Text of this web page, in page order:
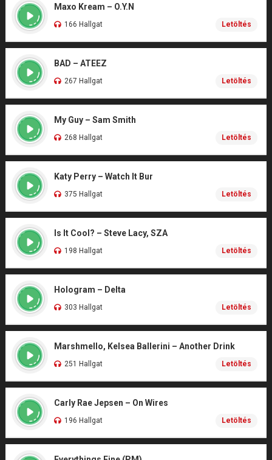
Maxo Kream – O.Y.N
166 Hallgat Letöltés
BAD – ATEEZ
267 Hallgat Letöltés
My Guy – Sam Smith
268 Hallgat Letöltés
Katy Perry – Watch It Bur
375 Hallgat Letöltés
Is It Cool? – Steve Lacy, SZA
198 Hallgat Letöltés
Hologram – Delta
303 Hallgat Letöltés
Marshmello, Kelsea Ballerini – Another Drink
251 Hallgat Letöltés
Carly Rae Jepsen – On Wires
196 Hallgat Letöltés